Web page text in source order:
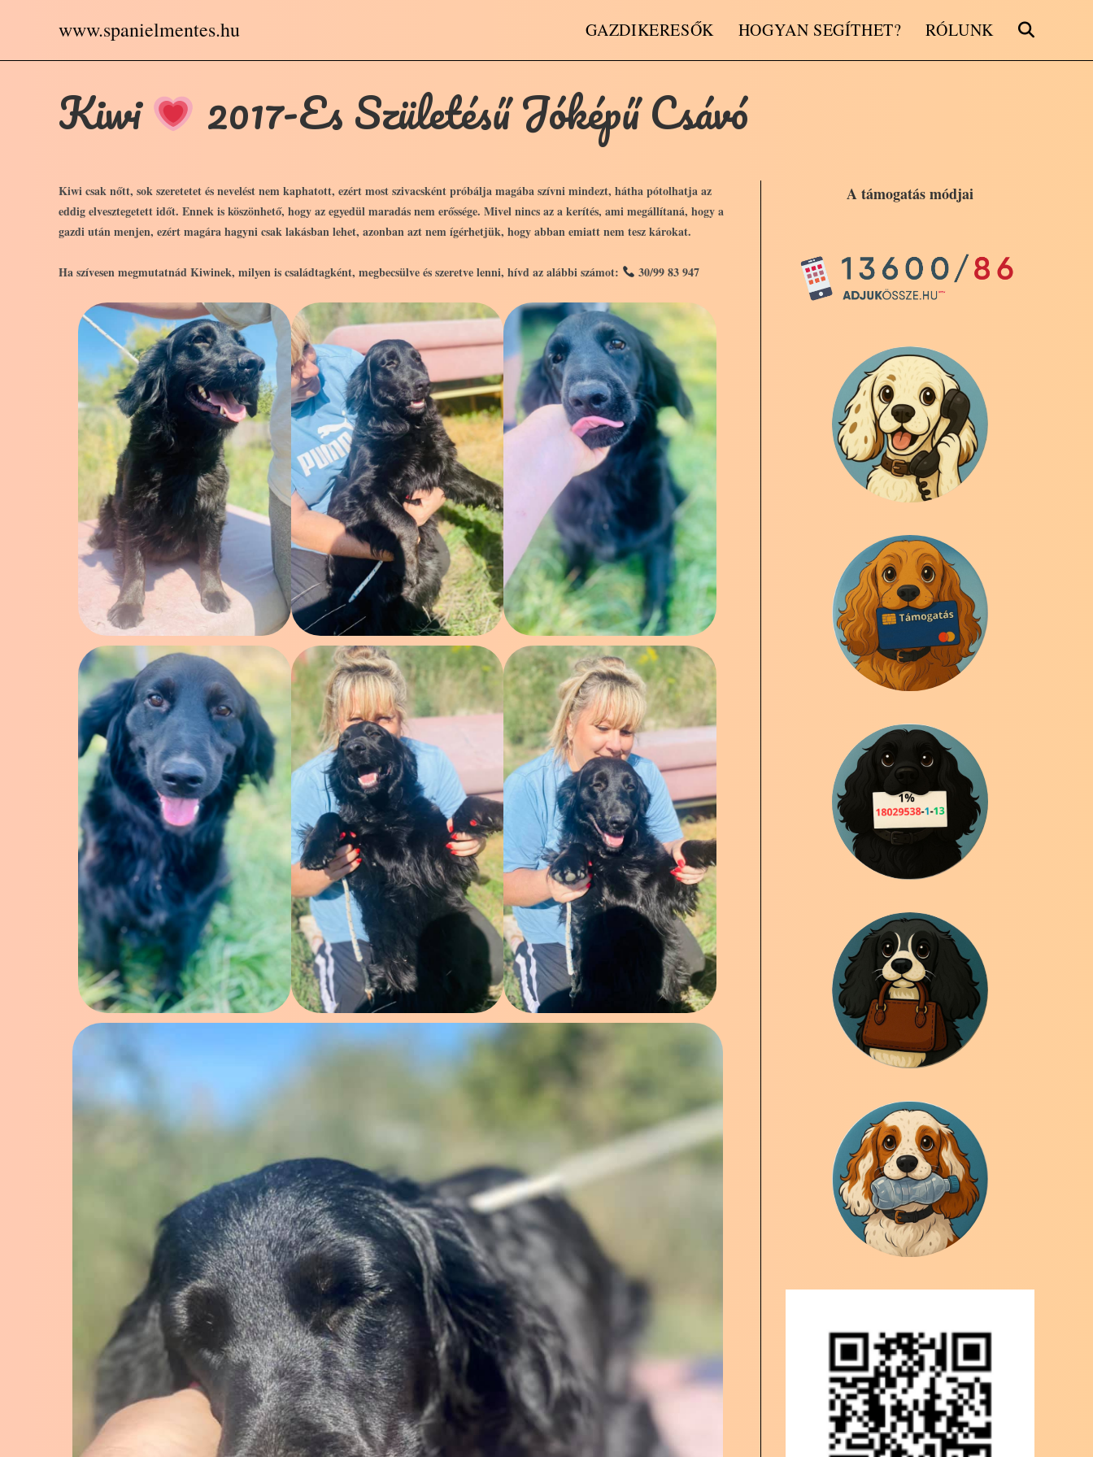
www.spanielmentes.hu GAZDIKERESŐK HOGYAN SEGÍTHET? RÓLUNK TOGGLE
Kiwi 2017-Es Születésű Jóképű Csávó
Kiwi csak nőtt, sok szeretetet és nevelést nem kaphatott, ezért most szivacsként próbálja magába szívni mindezt, hátha pótolhatja az
eddig elvesztegetett időt. Ennek is köszönhető, hogy az egyedül maradás nem erőssége. Mivel nincs az a kerítés, ami megállítaná, hogy a
gazdi után menjen, ezért magára hagyni csak lakásban lehet, azonban azt nem ígérhetjük, hogy abban emiatt nem tesz károkat.
Ha szívesen megmutatnád Kiwinek, milyen is családtagként, megbecsülve és szeretve lenni, hívd az alábbi számot: 30/99 83 947
A támogatás módjai